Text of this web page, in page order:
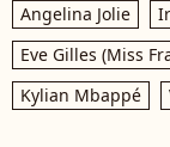
Angelina Jolie
Eve Gilles (Miss
Kylian Mbappé